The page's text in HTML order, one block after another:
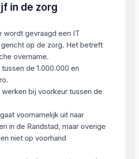
in de zorg
wordt gevraagd een IT
op de zorg. Het betreft
overname.
de 1.000.000 en
bij voorkeur tussen de
voornamelijk uit naar
in de Randstad, maar overige
niet op voorhand